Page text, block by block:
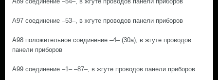
A97 соединение –53–, в жгуте проводов панели приборов
A98 положительное соединение –4– (30а), в жгуте проводов
панели приборов
A99 соединение –1– –87–, в жгуте проводов панели приборов